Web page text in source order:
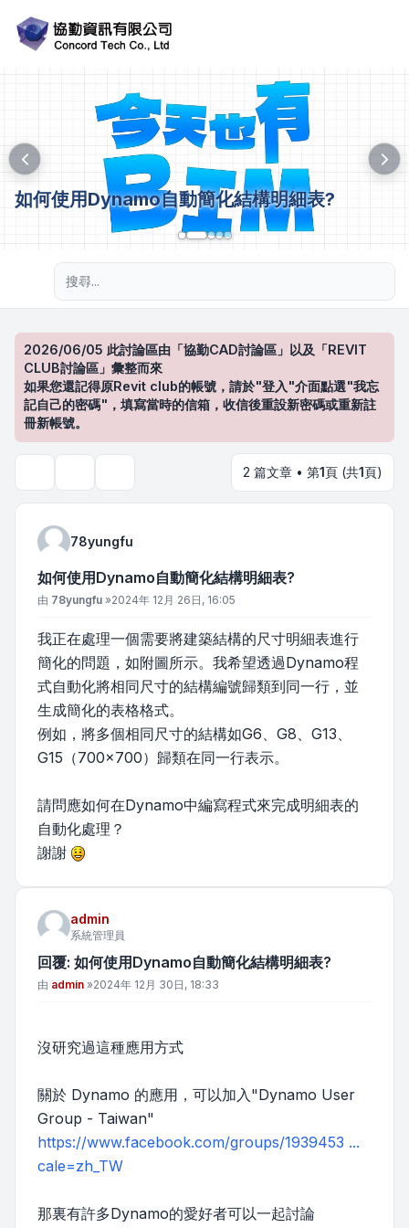
如何使用Dynamo自動簡化結構明細表?
2026/06/05 此討論區由「協勤CAD討論區」以及「REVIT
CLUB討論區」彙整而來
如果您還記得原Revit club的帳號，請於"登入"介面點選"我忘
記自己的密碼"，填寫當時的信箱，收信後重設新密碼或重新註
冊新帳號。
2 篇文章 • 第1頁 (共1頁)
78yungfu
如何使用Dynamo自動簡化結構明細表?
文章
由 78yungfu »2024年 12月 26日, 16:05
我正在處理一個需要將建築結構的尺寸明細表進行
簡化的問題，如附圖所示。我希望透過Dynamo程
式自動化將相同尺寸的結構編號歸類到同一行，並
生成簡化的表格格式。
例如，將多個相同尺寸的結構如G6、G8、G13、
G15（700x700）歸類在同一行表示。
請問應如何在Dynamo中編寫程式來完成明細表的
自動化處理？
謝謝
admin
系統管理員
回覆: 如何使用Dynamo自動簡化結構明細表?
文章
由 admin »2024年 12月 30日, 18:33
沒研究過這種應用方式
關於 Dynamo 的應用，可以加入"Dynamo User
Group - Taiwan"
https://www.facebook.com/groups/1939453 ...
cale=zh_TW
那裏有許多Dynamo的愛好者可以一起討論